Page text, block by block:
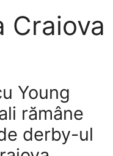
Craiova
Young
rămâne
derby-ul